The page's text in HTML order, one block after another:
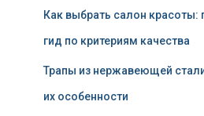
Как выбрать салон
гид по критериям качества
Трапы из нержавеющей
их особенности